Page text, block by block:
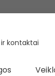
kontaktai